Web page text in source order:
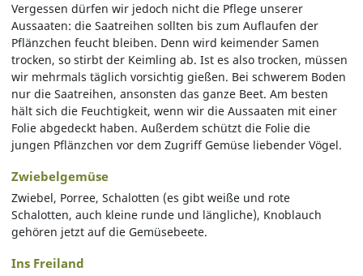
Vergessen dürfen wir jedoch nicht die Pflege unserer
Aussaaten: die Saatreihen sollten bis zum Auflaufen der
Pflänzchen feucht bleiben. Denn wird keimender Samen
trocken, so stirbt der Keimling ab. Ist es also trocken, müssen
wir mehrmals täglich vorsichtig gießen. Bei schwerem Boden
nur die Saatreihen, ansonsten das ganze Beet. Am besten
hält sich die Feuchtigkeit, wenn wir die Aussaaten mit einer
Folie abgedeckt haben. Außerdem schützt die Folie die
jungen Pflänzchen vor dem Zugriff Gemüse liebender Vögel.
Zwiebelgemüse
Zwiebel, Porree, Schalotten (es gibt weiße und rote
Schalotten, auch kleine runde und längliche), Knoblauch
gehören jetzt auf die Gemüsebeete.
Ins Freiland